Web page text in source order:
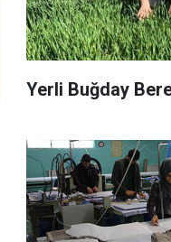
Yerli Buğday